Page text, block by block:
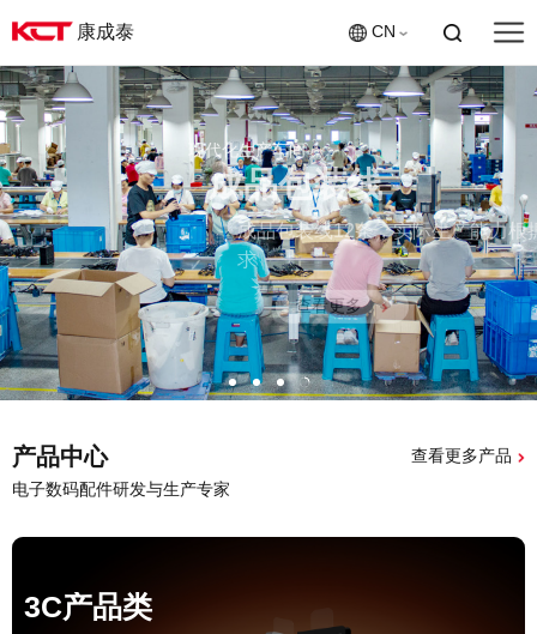
康成泰 CN
60K
现代化生产车间
成品包装线
成品包装线12条，实际生产能力根据订单
求
查看更多
产品中心
电子数码配件研发与生产专家
查看更多产品
3C产品类